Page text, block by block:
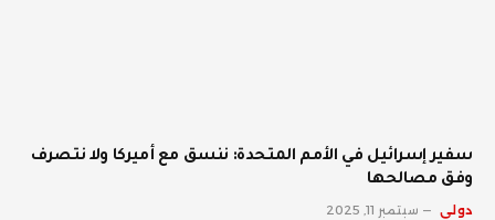
سفير إسرائيل في الأمم المتحدة: ننسق مع أميركا ولا نتصرف
وفق مصالحها
دولي سبتمبر 11, 2025